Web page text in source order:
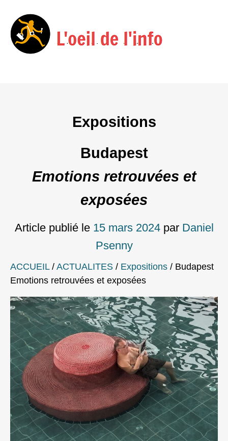
Expositions
Budapest
Emotions retrouvées et
exposées
Article publié le 15 mars 2024 par Daniel
Psenny
ACCUEIL/ ACTUALITES / Expositions / Budapest
Emotions retrouvées et exposées